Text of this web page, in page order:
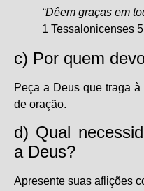
“Dêem graças em
1 Tessalonicenses
c) Por quem
Peça a Deus que traga
de oração.
d) Qual
a Deus?
Apresente suas aflições